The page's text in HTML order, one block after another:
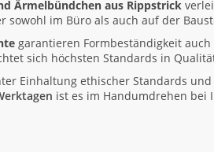
Ärmelbündchen aus Rippstrick
sowohl im Büro als auch auf der
garantieren Formbeständigkeit
sich höchsten Standards in
Einhaltung ethischer Standards
ist es im Handumdrehen bei